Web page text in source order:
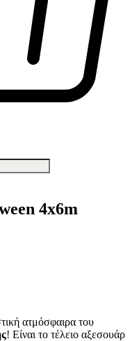
4x6m
ατμόσφαιρα του
! Είναι το τέλειο αξεσουάρ